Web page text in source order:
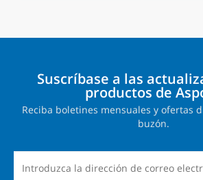
Suscríbase a las
productos de
Reciba boletines mensuales y ofertas
buzón.